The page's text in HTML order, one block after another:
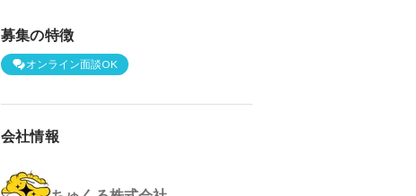
募集の特徴
オンライン面談OK
会社情報